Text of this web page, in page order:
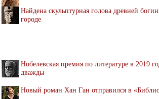
Найдена скульптурная голова древней
городе
Нобелевская премия по литературе в 2019
дважды
Новый роман Хан Ган отправился в